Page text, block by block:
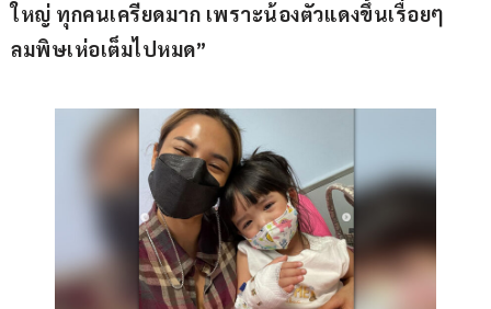
ใหญ่ ทุกคนเครียดมาก เพราะน้องตัวแดงขึ้นเรื่อยๆ
ลมพิษเห่อเต็มไปหมด”